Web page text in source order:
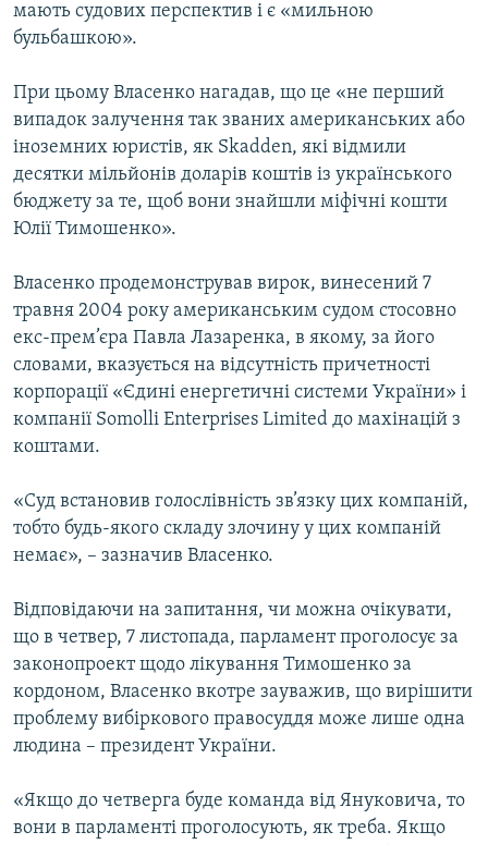
мають судових перспектив і є «мильною
бульбашкою».
При цьому Власенко нагадав, що це «не перший
випадок залучення так званих американських або
іноземних юристів, як Skadden, які відмили
десятки мільйонів доларів коштів із українського
бюджету за те, щоб вони знайшли міфічні кошти
Юлії Тимошенко».
Власенко продемонстрував вирок, винесений 7
травня 2004 року американським судом стосовно
екс-прем’єра Павла Лазаренка, в якому, за його
словами, вказується на відсутність причетності
корпорації «Єдині енергетичні системи України» і
компанії Somolli Enterprises Limited до махінацій з
коштами.
«Суд встановив голослівність зв’язку цих компаній,
тобто будь-якого складу злочину у цих компаній
немає», – зазначив Власенко.
Відповідаючи на запитання, чи можна очікувати,
що в четвер, 7 листопада, парламент проголосує за
законопроект щодо лікування Тимошенко за
кордоном, Власенко вкотре зауважив, що вирішити
проблему вибіркового правосуддя може лише одна
людина – президент України.
«Якщо до четверга буде команда від Януковича, то
вони в парламенті проголосують, як треба. Якщо